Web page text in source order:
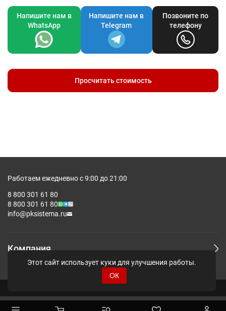
Напишите нам в
WhatsApp
Напишите нам в
Telegram
Позвоните по
телефону
Просчитать стоимость
Работаем ежедневно с 9:00 до 21:00
8 800 301 61 80
8 800 301 61 80
info@pksistema.ru
Компания
Этот сайт использует куки для улучшения работы.
ОК